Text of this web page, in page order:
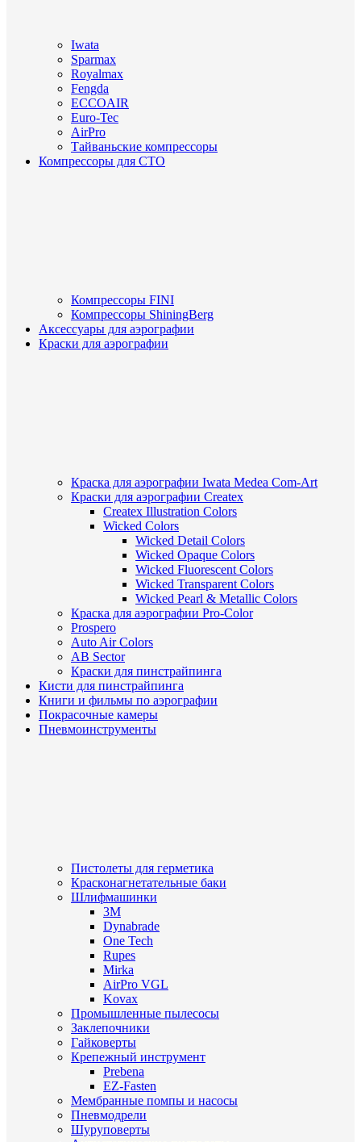
Iwata
Sparmax
Royalmax
Fengda
ECCOAIR
Euro-Tec
AirPro
Тайваньские компрессоры
Компрессоры для СТО
Компрессоры FINI
Компрессоры ShiningBerg
Аксессуары для аэрографии
Краски для аэрографии
Краска для аэрографии Iwata Medea Com-Art
Краски для аэрографии Createx
Createx Illustration Colors
Wicked Colors
Wicked Detail Colors
Wicked Opaque Colors
Wicked Fluorescent Colors
Wicked Transparent Colors
Wicked Pearl & Metallic Colors
Краска для аэрографии Pro-Color
Prospero
Auto Air Colors
AB Sector
Краски для пинстрайпинга
Кисти для пинстрайпинга
Книги и фильмы по аэрографии
Покрасочные камеры
Пневмоинструменты
Пистолеты для герметика
Красконагнетательные баки
Шлифмашинки
3M
Dynabrade
One Tech
Rupes
Mirka
AirPro VGL
Kovax
Промышленные пылесосы
Заклепочники
Гайковерты
Крепежный инструмент
Prebena
EZ-Fasten
Мембранные помпы и насосы
Пневмодрели
Шуруповерты